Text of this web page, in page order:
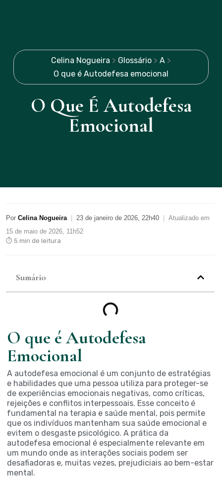
Celina Nogueira > Glossário > A >
O que é Autodefesa emocional
O Que É Autodefesa
Emocional
Por Celina Nogueira 23 de janeiro de 2026, 22h40
Atualizado em
15 de maio de 2026, 11h52
⏱ 5 min de leitura
Sumário
O que é Autodefesa
Emocional
A autodefesa emocional é um conjunto de estratégias
e habilidades que uma pessoa utiliza para proteger-se
de experiências emocionais negativas, como críticas,
rejeições e conflitos interpessoais. Esse conceito é
fundamental na terapia e saúde mental, pois permite
que os indivíduos mantenham sua saúde emocional e
evitem o desgaste psicológico. A prática da
autodefesa emocional é especialmente relevante em
um mundo onde as interações sociais podem ser
desafiadoras e, muitas vezes, prejudiciais ao bem-estar
mental.